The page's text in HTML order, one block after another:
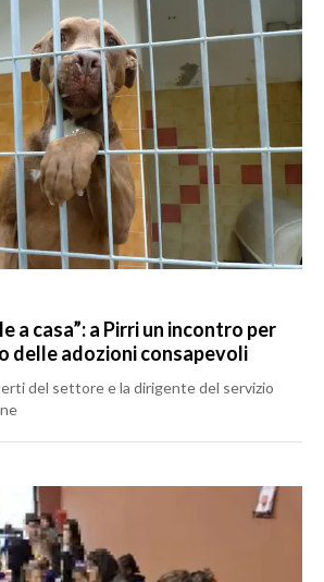
a casa”: a Pirri un incontro per
delle adozioni consapevoli
del settore e la dirigente del servizio